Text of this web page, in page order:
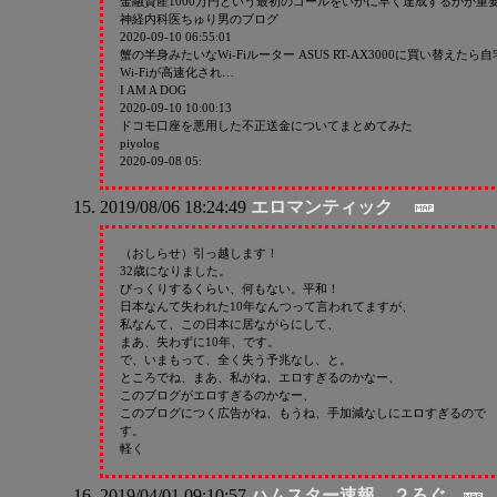
神経内科医ちゅり男のブログ
2020-09-10 06:55:01
蟹の半身みたいなWi-Fiルーター ASUS RT-AX3000に買い替えたら自
Wi-Fiが高速化され…
I AM A DOG
2020-09-10 10:00:13
ドコモ口座を悪用した不正送金についてまとめてみた
piyolog
2020-09-08 05:
2019/08/06 18:24:49 エロマンティック
（おしらせ）引っ越します！
32歳になりました。
びっくりするくらい、何もない。平和！
日本なんて失われた10年なんつって言われてますが、
私なんて、この日本に居ながらにして、
まあ、失わずに10年、です。
で、いまもって、全く失う予兆なし、と。
ところでね、まあ、私がね、エロすぎるのかなー、
このブログがエロすぎるのかなー、
このブログにつく広告がね、もうね、手加減なしにエロすぎるので
す。
軽く